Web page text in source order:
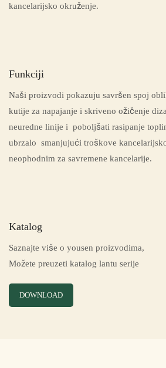
kancelarijsko okruženje.
Funkciji
Naši proizvodi pokazuju savršen spoj
kutije za napajanje i skriveno ožičenje
neuredne linije i poboljšati rasipanje
ubrzalo smanjujući troškove
neophodnim za savremene kancelarije.
Katalog
Saznajte više o yousen proizvodima,
Možete preuzeti katalog lantu serije
DOWNLOAD